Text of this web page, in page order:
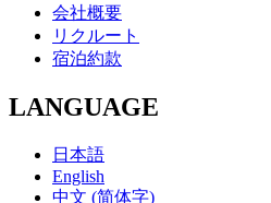
会社概要
リクルート
宿泊約款
LANGUAGE
日本語
English
中文 (简体字)